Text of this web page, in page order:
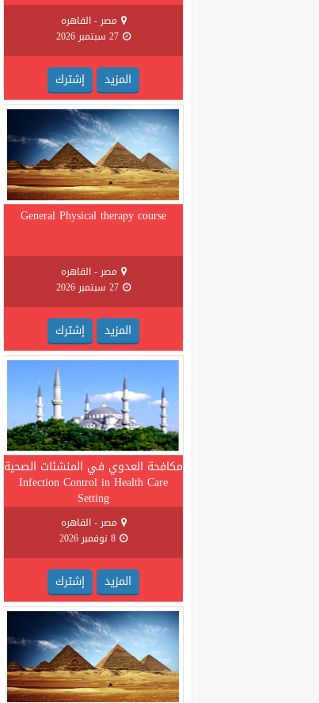
مصر - القاهره
27 سبتمبر 2026
المزيد إشترك
General Physical therapy course
مصر - القاهره
27 سبتمبر 2026
المزيد إشترك
مكافحة العدوي في المنشئات الصحية
Infection Control in Health Care
Setting
مصر - القاهره
8 نوفمبر 2026
المزيد إشترك